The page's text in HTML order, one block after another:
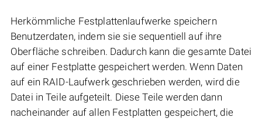
Herkömmliche Festplattenlaufwerke speichern
Benutzerdaten, indem sie sie sequentiell auf ihre
Oberfläche schreiben. Dadurch kann die gesamte Datei
auf einer Festplatte gespeichert werden. Wenn Daten
auf ein RAID-Laufwerk geschrieben werden, wird die
Datei in Teile aufgeteilt. Diese Teile werden dann
nacheinander auf allen Festplatten gespeichert, die